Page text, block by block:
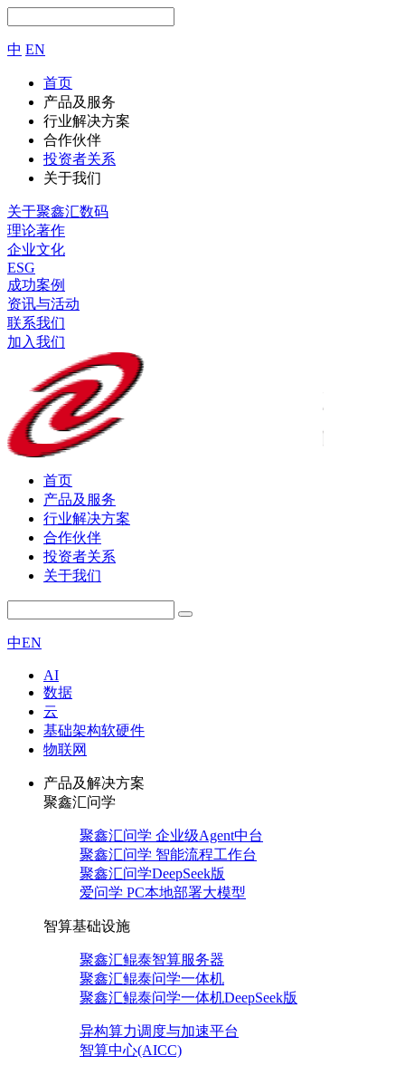
中 EN
首页
产品及服务
行业解决方案
合作伙伴
投资者关系
关于我们
关于聚鑫汇数码
理论著作
企业文化
ESG
成功案例
资讯与活动
联系我们
加入我们
首页
产品及服务
行业解决方案
合作伙伴
投资者关系
关于我们
中EN
AI
数据
云
基础架构软硬件
物联网
产品及解决方案
聚鑫汇问学
聚鑫汇问学 企业级Agent中台
聚鑫汇问学 智能流程工作台
聚鑫汇问学DeepSeek版
爱问学 PC本地部署大模型
智算基础设施
聚鑫汇鲲泰智算服务器
聚鑫汇鲲泰问学一体机
聚鑫汇鲲泰问学一体机DeepSeek版
异构算力调度与加速平台
智算中心(AICC)